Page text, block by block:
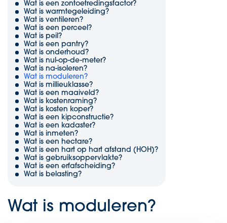
Wat is een zontoetredingsfactor?
Wat is warmtegeleiding?
Wat is ventileren?
Wat is een perceel?
Wat is peil?
Wat is een pantry?
Wat is onderhoud?
Wat is nul-op-de-meter?
Wat is na-isoleren?
Wat is moduleren?
Wat is millieuklasse?
Wat is een maaiveld?
Wat is kostenraming?
Wat is kosten koper?
Wat is een kipconstructie?
Wat is een kadaster?
Wat is inmeten?
Wat is een hectare?
Wat is een hart op hart afstand (HOH)?
Wat is gebruiksoppervlakte?
Wat is een erfafscheiding?
Wat is belasting?
Wat is moduleren?